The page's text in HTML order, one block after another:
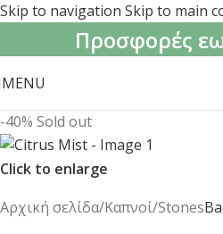
Skip to navigation Skip to main
Προσφορές
MENU
-40% Sold out
Click to enlarge
Αρχική σελίδα/Καπνοί/Stones